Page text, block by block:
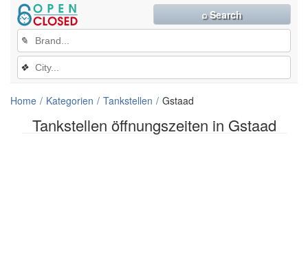
Tankstellen öffnungszeiten in Gstaad
✎
❖
⌕ Search
Home Kategorien Tankstellen Gstaad